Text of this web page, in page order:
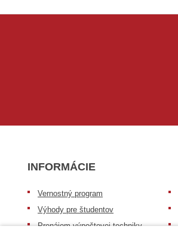
INFORMÁCIE
Vernostný program
Výhody pre študentov
Prenájom výpočtovej techniky